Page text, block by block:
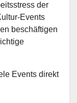
der
Events
beschäftigen
Events direkt